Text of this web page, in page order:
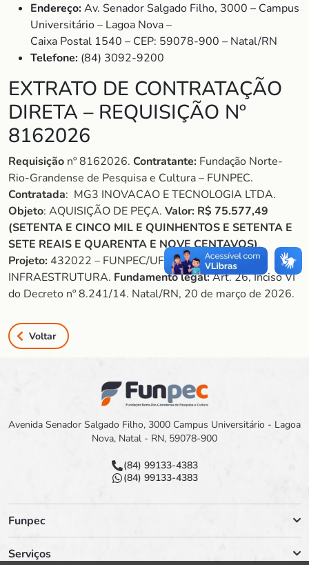
Endereço:Av. Senador Salgado Filho, 3000 – Campus
Universitário – Lagoa Nova –
Caixa Postal 1540 – CEP: 59078-900 – Natal/RN
Telefone: (84) 3092-9200
EXTRATO DE CONTRATAÇÃO
DIRETA – REQUISIÇÃO Nº
8162026
Requisição nº 8162026. Contratante: Fundação Norte-
Rio-Grandense de Pesquisa e Cultura – FUNPEC.
Contratada: MG3 INOVACAO E TECNOLOGIA LTDA.
Objeto: AQUISIÇÃO DE PEÇA. Valor: R$ 75.577,49
(SETENTA E CINCO MIL E QUINHENTOS E SETENTA E
SETE REAIS E QUARENTA E NOVE CENTAVOS).
Projeto: 432022 – FUNPEC/UFRN/MELHORIA E
INFRAESTRUTURA. Fundamento legal:Art. 26, Inciso VI
do Decreto nº 8.241/14. Natal/RN, 20 de março de 2026.
Voltar
Avenida Senador Salgado Filho, 3000 Campus Universitário - Lagoa
Nova, Natal - RN, 59078-900
(84) 99133-4383
(84) 99133-4383
Funpec
Serviços